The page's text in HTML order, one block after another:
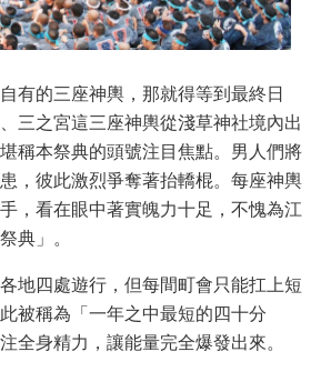
有的三座神輿，那就得等到最終日
三之宮這三座神輿從淺草神社境內出
稱本祭典的頭號注目焦點。男人們將
，彼此激烈爭奪著抬轎棍。每座神輿
，看在眼中著實魄力十足，不愧為江
典」。
地四處遊行，但每間町會只能扛上短
被稱為「一年之中最短的四十分
全身精力，讓能量完全爆發出來。